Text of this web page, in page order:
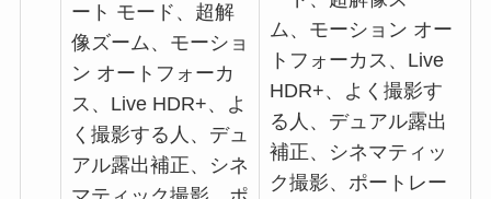
ート モード、超解
像ズーム、モーショ
ン オートフォーカ
ス、Live HDR+、よ
く撮影する人、デュ
アル露出補正、シネ
ム、モーション オー
トフォーカス、Live
HDR+、よく撮影す
る人、デュアル露出
補正、シネマティッ
ク撮影、ポートレー